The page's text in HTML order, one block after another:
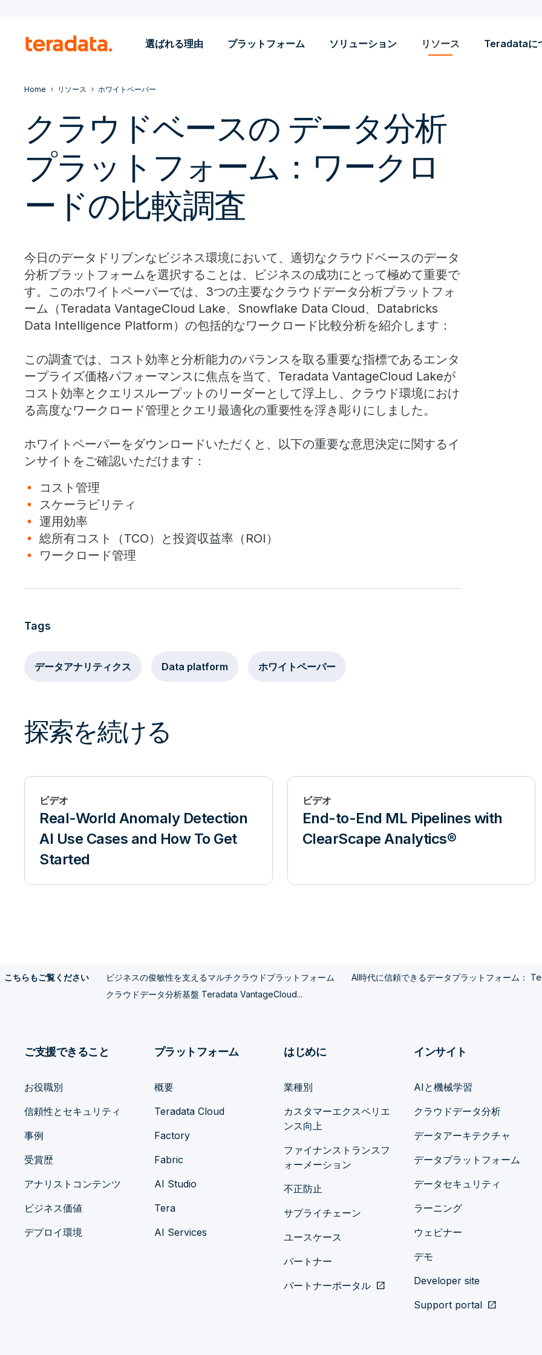
選ばれる理由 プラットフォーム ソリューション リソース Teradataに
Home リソース ホワイトペーパー
クラウドベースの データ分析
プラットフォーム：ワークロ
ードの比較調査
今日のデータドリブンなビジネス環境において、適切なクラウドベースのデータ
分析プラットフォームを選択することは、ビジネスの成功にとって極めて重要で
す。このホワイトペーパーでは、3つの主要なクラウドデータ分析プラットフォ
ーム（Teradata VantageCloud Lake、Snowflake Data Cloud、Databricks
Data Intelligence Platform）の包括的なワークロード比較分析を紹介します：
この調査では、コスト効率と分析能力のバランスを取る重要な指標であるエンタ
ープライズ価格パフォーマンスに焦点を当て、Teradata VantageCloud Lakeが
コスト効率とクエリスループットのリーダーとして浮上し、クラウド環境におけ
る高度なワークロード管理とクエリ最適化の重要性を浮き彫りにしました。
ホワイトペーパーをダウンロードいただくと、以下の重要な意思決定に関するイ
ンサイトをご確認いただけます：
コスト管理
スケーラビリティ
運用効率
総所有コスト（TCO）と投資収益率（ROI）
ワークロード管理
Tags
データアナリティクス Data platform ホワイトペーパー
探索を続ける
ビデオ
Real-World Anomaly Detection
AI Use Cases and How To Get
Started
ビデオ
End-to-End ML Pipelines with
ClearScape Analytics®
こちらもご覧ください ビジネスの俊敏性を支えるマルチクラウドプラットフォーム
AI時代に信頼できるデータプラットフォーム：
クラウドデータ分析基盤 Teradata VantageCloud...
ご支援できること
お役職別
信頼性とセキュリティ
事例
受賞歴
アナリストコンテンツ
ビジネス価値
デプロイ環境
プラットフォーム
概要
Teradata Cloud
Factory
Fabric
AI Studio
Tera
AI Services
はじめに
業種別
カスタマーエクスペリエ
ンス向上
ファイナンストランスフ
ォーメーション
不正防止
サプライチェーン
ユースケース
パートナー
パートナーポータル open_in_new
インサイト
AIと機械学習
クラウドデータ分析
データアーキテクチャ
データプラットフォーム
データセキュリティ
ラーニング
ウェビナー
デモ
Developer site
Support portal open_in_new